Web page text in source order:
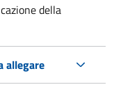
della
allegare